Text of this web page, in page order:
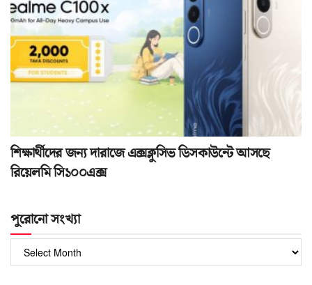
শিক্ষার্থীদের জন্য দারাজে এক্সক্লুসিভ ডিসকাউন্টে আসছে
রিয়েলমি সি১০০এক্স
পুরোনো সংখ্যা
পুরোনো
সংখ্যা